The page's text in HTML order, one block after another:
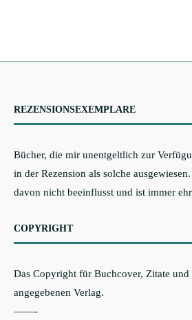
REZENSIONSEXEMPLARE
Bücher, die mir unentgeltlich zur
in der Rezension als solche
davon nicht beeinflusst und ist immer
COPYRIGHT
Das Copyright für Buchcover, Zitate
angegebenen Verlag.
——-